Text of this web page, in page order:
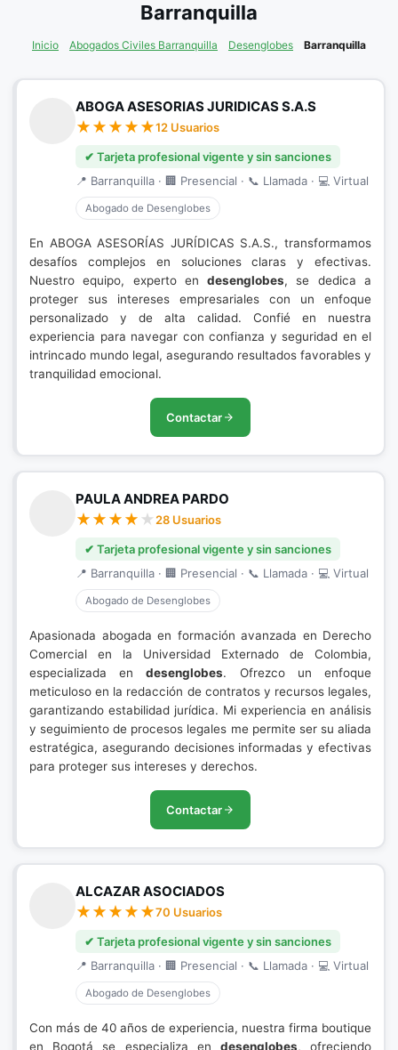
Barranquilla
Inicio Abogados Civiles Barranquilla Desenglobes Barranquilla
ABOGA ASESORIAS JURIDICAS S.A.S
12 Usuarios
✔ Tarjeta profesional vigente y sin sanciones
📍 Barranquilla · 🏢 Presencial · 📞 Llamada · 💻 Virtual
Abogado de Desenglobes
En ABOGA ASESORÍAS JURÍDICAS S.A.S., transformamos
desafíos complejos en soluciones claras y efectivas.
Nuestro equipo, experto endesenglobes, se dedica a
proteger sus intereses empresariales con un enfoque
personalizado y de alta calidad. Confié en nuestra
experiencia para navegar con confianza y seguridad en el
intrincado mundo legal, asegurando resultados favorables y
tranquilidad emocional.
Contactar
PAULA ANDREA PARDO
28 Usuarios
✔ Tarjeta profesional vigente y sin sanciones
📍 Barranquilla · 🏢 Presencial · 📞 Llamada · 💻 Virtual
Abogado de Desenglobes
Apasionada abogada en formación avanzada en Derecho
Comercial en la Universidad Externado de Colombia,
especializada endesenglobes. Ofrezco un enfoque
meticuloso en la redacción de contratos y recursos legales,
garantizando estabilidad jurídica. Mi experiencia en análisis
y seguimiento de procesos legales me permite ser su aliada
estratégica, asegurando decisiones informadas y efectivas
para proteger sus intereses y derechos.
Contactar
ALCAZAR ASOCIADOS
70 Usuarios
✔ Tarjeta profesional vigente y sin sanciones
📍 Barranquilla · 🏢 Presencial · 📞 Llamada · 💻 Virtual
Abogado de Desenglobes
Con más de 40 años de experiencia, nuestra firma boutique
en Bogotá se especializa en desenglobes, ofreciendo